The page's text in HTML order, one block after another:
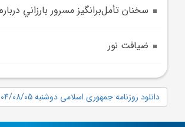
سخنان تأمل‌برانگيز مسرور بارزاني
ضيافت نور
دانلود روزنامه جمهوری اسلامی دوشنبه 1404/08/05 شماره 13216